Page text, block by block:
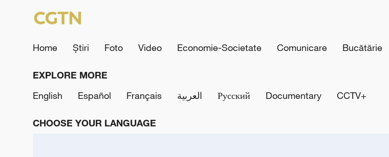
Home Știri Foto Video Economie-Societate Comunicare Bucătărie
EXPLORE MORE
English
Español Français العربية Русский Documentary CCTV+
CHOOSE YOUR LANGUAGE